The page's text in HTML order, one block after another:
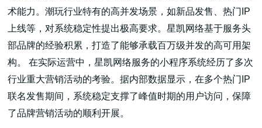
术能力。潮玩行业特有的高并发场景，如新品发售、热门IP
上线等，对系统稳定性提出极高要求。星凯网络基于服务头
部品牌的经验积累，打造了能够承载百万级并发的高可用架
构。 在实际运营中，星凯网络服务的小程序系统经历了多次
行业重大营销活动的考验。据内部数据显示，在多个热门IP
联名发售期间，系统稳定支撑了峰值时期的用户访问，保障
了品牌营销活动的顺利开展。